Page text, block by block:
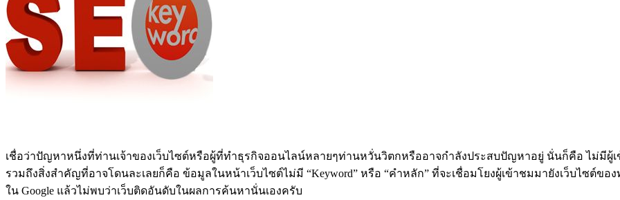
เชื่อว่าปัญหาหนึ่งที่ท่านเจ้าของเว็บไซต์หรือผู้ที่ทำธุรกิจออนไลน์หลายๆท่านหวั่นวิตกหรืออาจกำลังประสบปัญหาอยู่ นั่นก็คือ ไม่มีผู้เ
รวมถึงสิ่งสำคัญที่อาจโดนละเลยก็คือ ข้อมูลในหน้าเว็บไซต์ไม่มี “Keyword” หรือ “คำหลัก” ที่จะเชื่อมโยงผู้เข้าชมมายังเว็บไซต์
ใน Google แล้วไม่พบว่าเว็บติดอันดับในผลการค้นหานั่นเองครับ